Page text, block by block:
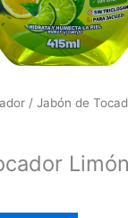
/ Jabón de